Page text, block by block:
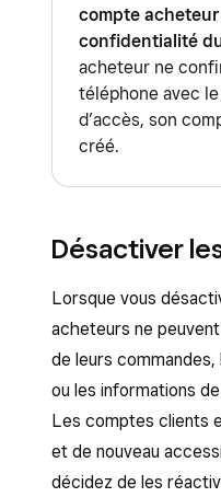
compte
confidentialité
acheteur ne
téléphone avec
d’accès, son
créé.
Désactiver
Lorsque vous
acheteurs ne
de leurs
ou les informations
Les comptes clients
et de nouveau
décidez de les